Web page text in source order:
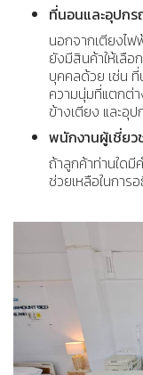
ที่นอนและอุปก
นอกจากเตียงไฟ
ยังมีสินค้าให้เลือ
บุคคลด้วย เช่น
ความนุ่มที่แตกต่า
ข้างเตียง และอุ
พนักงานผู้เชี่ย
ถ้าลูกค้าท่านใดมี
ช่วยเหลือในการ